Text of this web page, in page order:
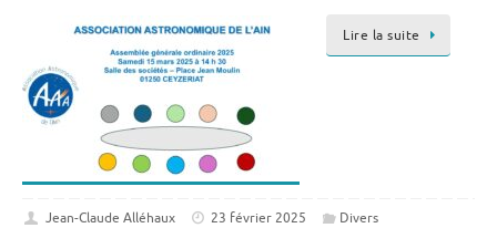
Lire la suite
Jean-Claude Alléhaux 23 février 2025 Divers